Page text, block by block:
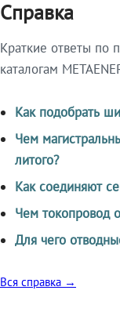
Справка
Краткие ответы
каталогам
Как подобрать
Чем
литого?
Как соединяют
Чем токопровод
Для чего
Вся справка →